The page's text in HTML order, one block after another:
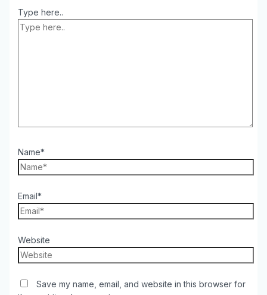
Type here..
Name*
Email*
Website
Save my name, email, and website in this browser for